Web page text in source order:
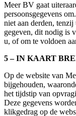
Meer BV gaat
persoonsgegevens
niet aan derden,
gegeven, dit nodig is
u, of om te voldoen
5 – IN KAART
Op de website van
bijgehouden,
het tijdstip van
Deze gegevens
klikgedrag op de